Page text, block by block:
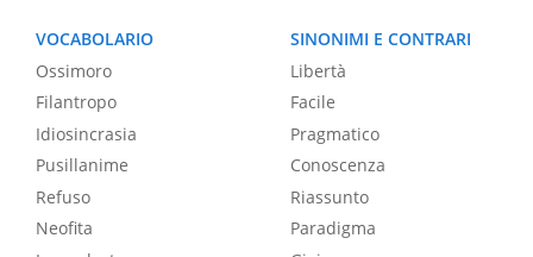
VOCABOLARIO
Ossimoro
Filantropo
Idiosincrasia
Pusillanime
Refuso
Neofita
SINONIMI E CONTRARI
Libertà
Facile
Pragmatico
Conoscenza
Riassunto
Paradigma